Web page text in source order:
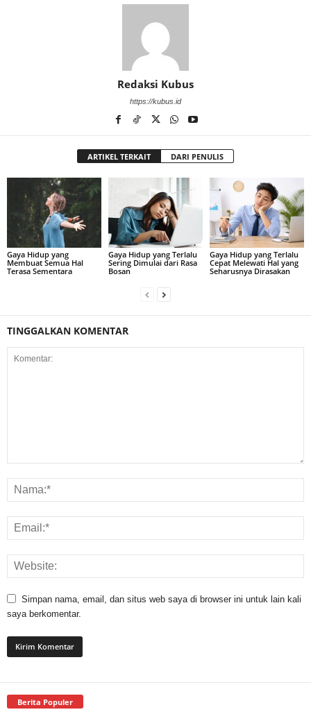
Redaksi Kubus
https://kubus.id
ARTIKEL TERKAIT DARI PENULIS
Gaya Hidup yang
Membuat Semua Hal
Terasa Sementara
Gaya Hidup yang Terlalu
Sering Dimulai dari Rasa
Bosan
Gaya Hidup yang Terlalu
Cepat Melewati Hal yang
Seharusnya Dirasakan
TINGGALKAN KOMENTAR
Simpan nama, email, dan situs web saya di browser ini untuk lain kali
saya berkomentar.
Berita Populer